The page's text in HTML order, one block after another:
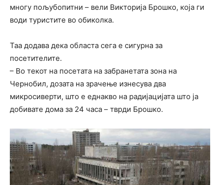
многу пољубопитни – вели Викторија Брошко, која ги
води туристите во обиколка.
Таа додава дека областа сега е сигурна за
посетителите.
– Во текот на посетата на забранетата зона на
Чернобил, дозата на зрачење изнесува два
микросиверти, што е еднакво на радијацијата што ја
добивате дома за 24 часа – тврди Брошко.